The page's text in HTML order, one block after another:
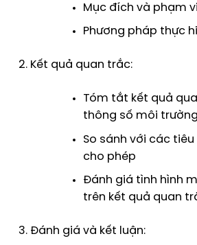
Mục đích và phạm
Phương pháp thực
Kết quả quan trắc:
Tóm tắt kết quả
thông số môi trường
So sánh với các
cho phép
Đánh giá tình hình
trên kết quả quan
Đánh giá và kết luận: